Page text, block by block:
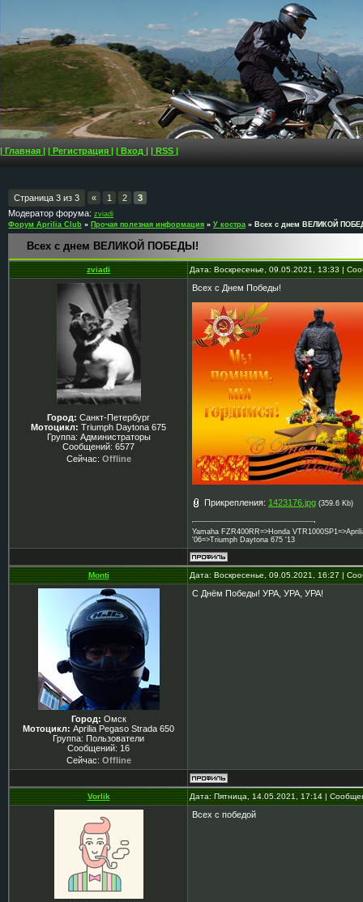
| Главная | | Регистрация | | Вход | | RSS |
Страница 3 из 3 « 1 2
3
Модератор форума: zviadi
Форум Aprilia Club » Прочая полезная информация » У костра » Всех с днем ВЕЛИКОЙ
Всех с днем ВЕЛИКОЙ ПОБЕДЫ!
zviadi Дата: Воскресенье, 09.05.2021, 13:33 |
Город: Санкт-Петербург
Мотоцикл: Triumph Daytona 675
Группа: Администраторы
Сообщений: 6577
Сейчас: Offline
Всех с Днем Победы!
Прикрепления: 1423176.jpg (359.6 Kb)
Yamaha FZR400RR=>Honda
'06=>Triumph Daytona 675 '13
Monti Дата: Воскресенье, 09.05.2021, 16:27 |
Город: Омск
Мотоцикл: Aprilia Pegaso Strada 650
Группа: Пользователи
Сообщений: 16
Сейчас: Offline
С Днём Победы! УРА, УРА, УРА!
Vorlik Дата: Пятница, 14.05.2021, 17:14 |
Всех с победой